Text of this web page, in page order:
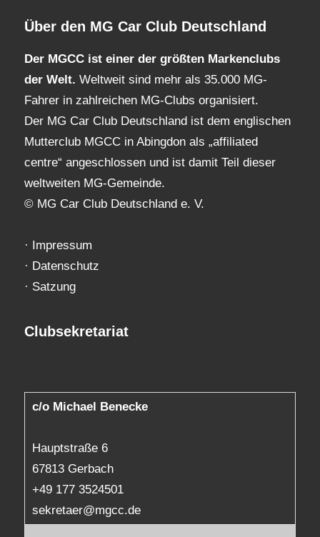
Über den MG Car Club Deutschland
Der MGCC ist einer der größten Markenclubs
der Welt. Weltweit sind mehr als 35.000 MG-
Fahrer in zahlreichen MG-Clubs organisiert.
Der MG Car Club Deutschland ist dem englischen
Mutterclub MGCC in Abingdon als „affiliated
centre“ angeschlossen und ist damit Teil dieser
weltweiten MG-Gemeinde.
© MG Car Club Deutschland e. V.
· Impressum
· Datenschutz
· Satzung
Clubsekretariat
c/o Michael Benecke
Hauptstraße 6
67813 Gerbach
+49 177 3524501
sekretaer@mgcc.de